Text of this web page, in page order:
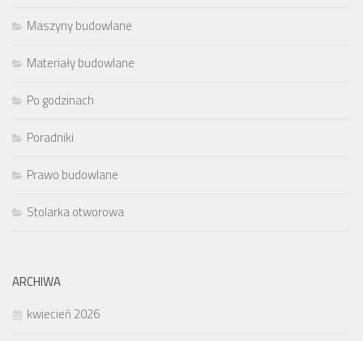
Maszyny budowlane
Materiały budowlane
Po godzinach
Poradniki
Prawo budowlane
Stolarka otworowa
ARCHIWA
kwiecień 2026